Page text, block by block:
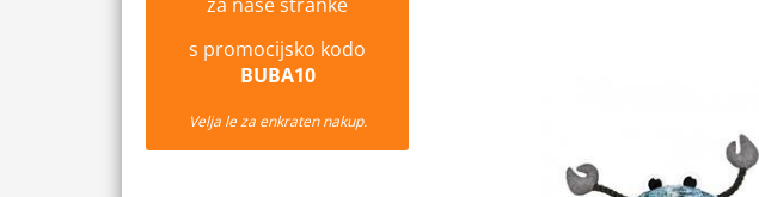
s promocijsko kodo
BUBA10
Velja le za enkraten nakup.